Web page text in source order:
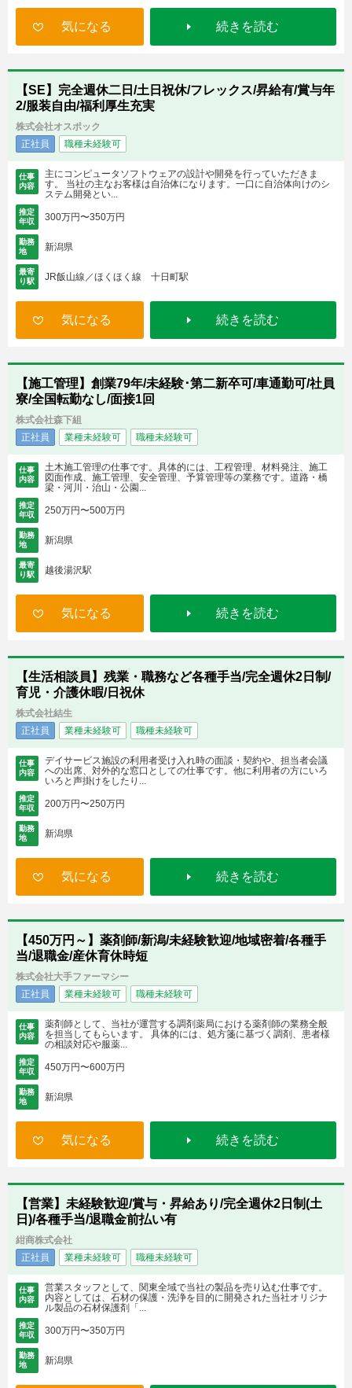
気になる 続きを読む
【SE】完全週休二日/土日祝休/フレックス/昇給有/賞与年
2/服装自由/福利厚生充実
株式会社オスポック
正社員
職種未経験可
仕事
内容
主にコンピュータソフトウェアの設計や開発を行っていただきま
す。 当社の主なお客様は自治体になります。一口に自治体向けのシ
ステム開発とい...
推定
年収
300万円〜350万円
勤務
地
新潟県
最寄
り駅
JR飯山線／ほくほく線 十日町駅
気になる 続きを読む
【施工管理】創業79年/未経験･第二新卒可/車通勤可/社員
寮/全国転勤なし/面接1回
株式会社森下組
正社員
業種未経験可 職種未経験可
仕事
内容
土木施工管理の仕事です。具体的には、工程管理、材料発注、施工
図面作成、施工管理、安全管理、予算管理等の業務です。道路・橋
梁・河川・治山・公園...
推定
年収
250万円〜500万円
勤務
地
新潟県
最寄
り駅
越後湯沢駅
気になる 続きを読む
【生活相談員】残業・職務など各種手当/完全週休2日制/
育児・介護休暇/日祝休
株式会社結生
正社員
業種未経験可 職種未経験可
仕事
内容
デイサービス施設の利用者受け入れ時の面談・契約や、担当者会議
への出席、対外的な窓口としての仕事です。他に利用者の方にいろ
いろと声掛けをしたり...
推定
年収
200万円〜250万円
勤務
地
新潟県
気になる 続きを読む
【450万円～】薬剤師/新潟/未経験歓迎/地域密着/各種手
当/退職金/産休育休時短
株式会社大手ファーマシー
正社員
業種未経験可 職種未経験可
仕事
内容
薬剤師として、当社が運営する調剤薬局における薬剤師の業務全般
を担当してもらいます。 具体的には、処方箋に基づく調剤、患者様
の相談対応や服薬...
推定
年収
450万円〜600万円
勤務
地
新潟県
気になる 続きを読む
【営業】未経験歓迎/賞与・昇給あり/完全週休2日制(土
日)/各種手当/退職金前払い有
紺商株式会社
正社員
業種未経験可 職種未経験可
仕事
内容
営業スタッフとして、関東全域で当社の製品を売り込む仕事です。
内容としては、石材の保護・洗浄を目的に開発された当社オリジナ
ル製品の石材保護剤「...
推定
年収
300万円〜350万円
勤務
地
新潟県